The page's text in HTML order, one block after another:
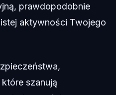
prawdopodobnie
aktywności Twojego
szanują